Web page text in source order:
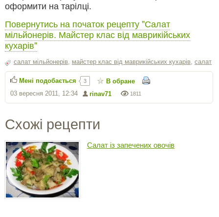
оформити на тарілці.
Повернутись на початок рецепту "Салат
мільйонерів. Майстер клас від маврикійських
кухарів"
салат мільйонерів, майстер клас від маврикійських кухарів, салат
1811
rinav71
03 вересня 2011, 12:34
Мені подобається 3 В обране
Схожі рецепти
Салат із запечених овочів